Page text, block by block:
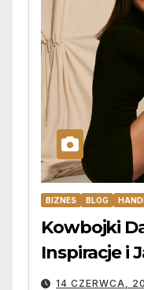
BIZNES BLOG
Kowbojki
Inspiracje i
14 CZERWCA,